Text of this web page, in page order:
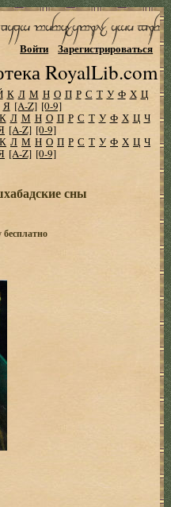
RoyalLib.com
Войти Зарегистрироваться
К Л М Н О П Р С Т У Ф Х Ц
Я [A-Z] [0-9]
К Л М Н О П Р С Т У Ф Х Ц Ч
[A-Z] [0-9]
К Л М Н О П Р С Т У Ф Х Ц Ч
[A-Z] [0-9]
сны
бесплатно